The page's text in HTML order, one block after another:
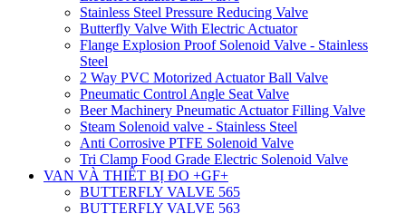
Stainless Steel Pressure Reducing Valve
Butterfly Valve With Electric Actuator
Flange Explosion Proof Solenoid Valve - Stainless
Steel
2 Way PVC Motorized Actuator Ball Valve
Pneumatic Control Angle Seat Valve
Beer Machinery Pneumatic Actuator Filling Valve
Steam Solenoid valve - Stainless Steel
Anti Corrosive PTFE Solenoid Valve
Tri Clamp Food Grade Electric Solenoid Valve
VAN VÀ THIẾT BỊ ĐO +GF+
BUTTERFLY VALVE 565
BUTTERFLY VALVE 563